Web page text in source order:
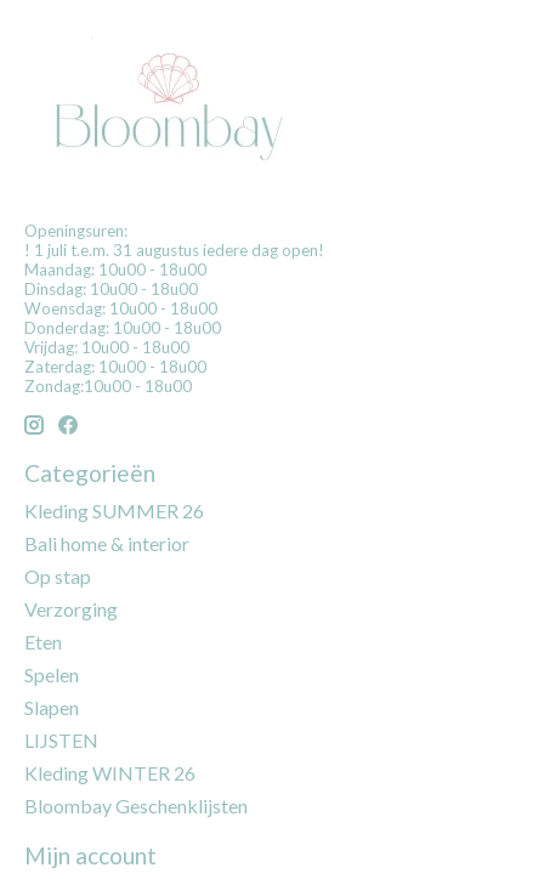
Openingsuren:
! 1 juli t.e.m. 31 augustus iedere dag open!
Maandag: 10u00 - 18u00
Dinsdag: 10u00 - 18u00
Woensdag: 10u00 - 18u00
Donderdag: 10u00 - 18u00
Vrijdag: 10u00 - 18u00
Zaterdag: 10u00 - 18u00
Zondag:10u00 - 18u00
Categorieën
Kleding SUMMER 26
Bali home & interior
Op stap
Verzorging
Eten
Spelen
Slapen
LIJSTEN
Kleding WINTER 26
Bloombay Geschenklijsten
Mijn account